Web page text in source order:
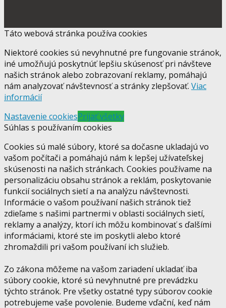
Táto webová stránka používa cookies
Niektoré cookies sú nevyhnutné pre fungovanie stránok,
iné umožňujú poskytnúť lepšiu skúsenosť pri návšteve
našich stránok alebo zobrazovaní reklamy, pomáhajú
nám analyzovať návštevnosť a stránky zlepšovať. Viac
informácií
Nastavenie cookiesPrijať všetky
Súhlas s používaním cookies
Cookies sú malé súbory, ktoré sa dočasne ukladajú vo
vašom počítači a pomáhajú nám k lepšej užívateľskej
skúsenosti na našich stránkach. Cookies používame na
personalizáciu obsahu stránok a reklám, poskytovanie
funkcií sociálnych sietí a na analýzu návštevnosti.
Informácie o vašom používaní našich stránok tiež
zdieľame s našimi partnermi v oblasti sociálnych sietí,
reklamy a analýzy, ktorí ich môžu kombinovať s ďalšími
informáciami, ktoré ste im poskytli alebo ktoré
zhromaždili pri vašom používaní ich služieb.
Zo zákona môžeme na vašom zariadení ukladať iba
súbory cookie, ktoré sú nevyhnutné pre prevádzku
týchto stránok. Pre všetky ostatné typy súborov cookie
potrebujeme vaše povolenie. Budeme vďační, keď nám